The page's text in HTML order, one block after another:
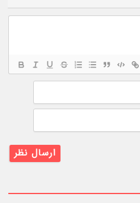
نام
ایمیل